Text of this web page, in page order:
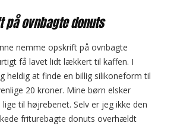
ovnbagte donuts
nemme opskrift på ovnbagte
få lavet lidt lækkert til kaffen. I
heldig at finde en billig silikoneform til
20 kroner. Mine børn elsker
til højrebenet. Selv er jeg ikke den
friturebagte donuts overhældt